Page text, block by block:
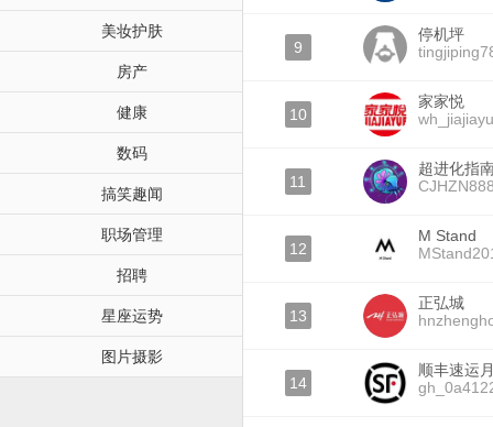
美妆护肤
房产
健康
数码
搞笑趣闻
职场管理
招聘
星座运势
图片摄影
9
停机坪
10
家家悦
11
超进化指
12
M Stand
13
正弘城
14
顺丰速运